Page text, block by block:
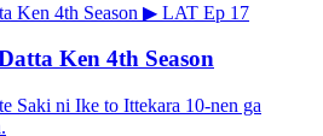
▶ LAT Ep 17
Ken 4th Season